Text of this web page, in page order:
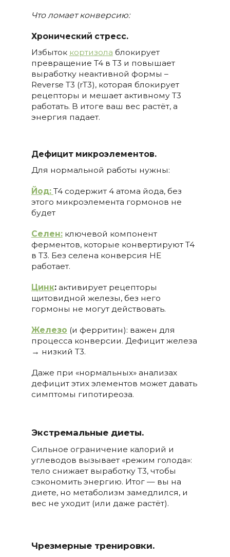
Что ломает конверсию:
Хронический стресс.
Избыток кортизола блокирует
превращение T4 в T3 и повышает
выработку неактивной формы –
Reverse T3 (rT3), которая блокирует
рецепторы и мешает активному T3
работать. В итоге ваш вес растёт, а
энергия падает.
Дефицит микроэлементов.
Для нормальной работы нужны:
Йод: T4 содержит 4 атома йода, без
этого микроэлемента гормонов не
будет
Селен:ключевой компонент
ферментов, которые конвертируют T4
в T3. Без селена конверсия НЕ
работает.
Цинк:активирует рецепторы
щитовидной железы, без него
гормоны не могут действовать.
Железо (и ферритин): важен для
процесса конверсии. Дефицит железа
→ низкий T3.
Даже при «нормальных» анализах
дефицит этих элементов может давать
симптомы гипотиреоза.
Экстремальные диеты.
Сильное ограничение калорий и
углеводов вызывает «режим голода»:
тело снижает выработку T3, чтобы
сэкономить энергию. Итог — вы на
диете, но метаболизм замедлился, и
вес не уходит (или даже растёт).
Чрезмерные тренировки.